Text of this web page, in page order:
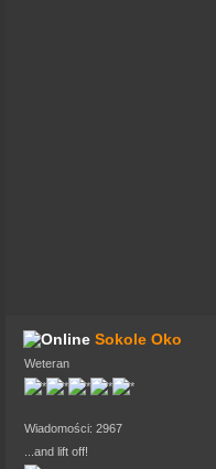
Sokole Oko
Weteran
Wiadomości: 2967
...and lift off!